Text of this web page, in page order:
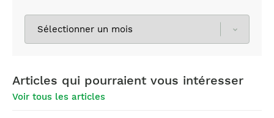
Articles qui pourraient vous intéresser
Voir tous les articles